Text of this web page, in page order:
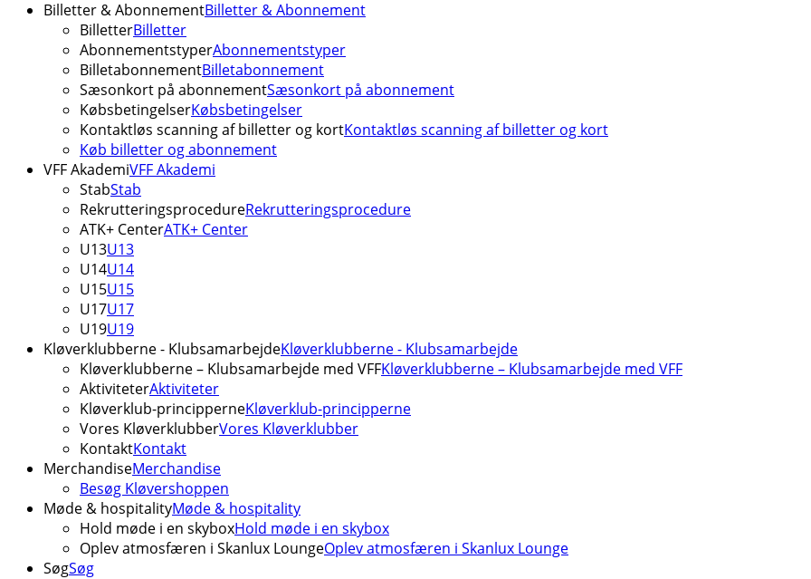
Billetter & AbonnementBilletter & Abonnement
BilletterBilletter
AbonnementstyperAbonnementstyper
BilletabonnementBilletabonnement
Sæsonkort på abonnementSæsonkort på abonnement
KøbsbetingelserKøbsbetingelser
Kontaktløs scanning af billetter og kortKontaktløs scanning af billetter og kort
Køb billetter og abonnement
VFF AkademiVFF Akademi
StabStab
RekrutteringsprocedureRekrutteringsprocedure
ATK+ CenterATK+ Center
U13U13
U14U14
U15U15
U17U17
U19U19
Kløverklubberne - KlubsamarbejdeKløverklubberne - Klubsamarbejde
Kløverklubberne – Klubsamarbejde med VFFKløverklubberne – Klubsamarbejde med VFF
AktiviteterAktiviteter
Kløverklub-principperneKløverklub-principperne
Vores KløverklubberVores Kløverklubber
KontaktKontakt
MerchandiseMerchandise
Besøg Kløvershoppen
Møde & hospitalityMøde & hospitality
Hold møde i en skyboxHold møde i en skybox
Oplev atmosfæren i Skanlux LoungeOplev atmosfæren i Skanlux Lounge
SøgSøg